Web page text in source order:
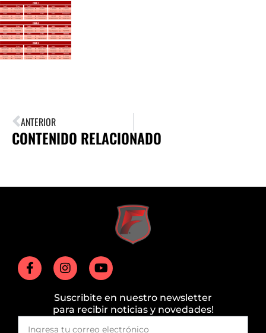
ANTERIOR
CONTENIDO RELACIONADO
Suscribite en nuestro newsletter
para recibir noticias y novedades!